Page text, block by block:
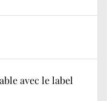
avec le label